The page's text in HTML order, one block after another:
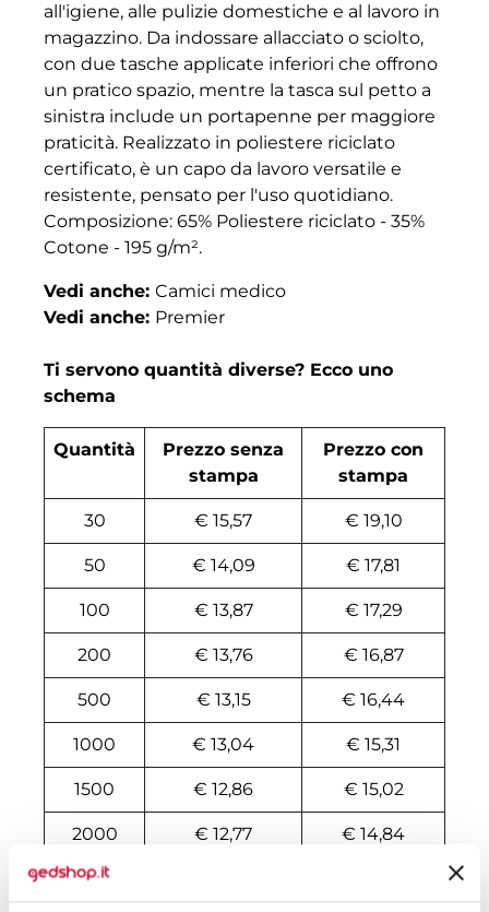
all'igiene, alle pulizie domestiche e al lavoro in
magazzino. Da indossare allacciato o sciolto,
con due tasche applicate inferiori che offrono
un pratico spazio, mentre la tasca sul petto a
sinistra include un portapenne per maggiore
praticità. Realizzato in poliestere riciclato
certificato, è un capo da lavoro versatile e
resistente, pensato per l'uso quotidiano.
Composizione: 65% Poliestere riciclato - 35%
Cotone - 195 g/m².
Vedi anche: Camici medico
Vedi anche: Premier
Ti servono quantità diverse? Ecco uno
schema
Quantità
Prezzo senza
stampa
Prezzo con
stampa
30 € 15,57 € 19,10
50 € 14,09 € 17,81
100 € 13,87 € 17,29
200 € 13,76 € 16,87
500 € 13,15 € 16,44
1000 € 13,04 € 15,31
1500 € 12,86 € 15,02
2000 € 12,77 € 14,84
3000